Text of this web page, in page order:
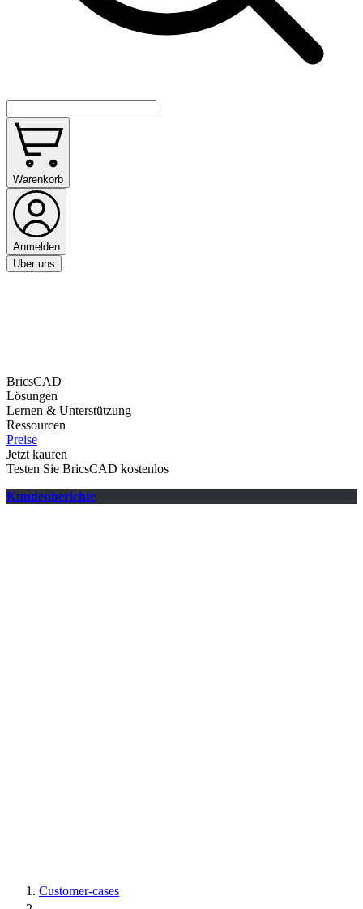
Warenkorb
Anmelden
Über uns
BricsCAD
Lösungen
Lernen & Unterstützung
Ressourcen
Preise
Jetzt kaufen
Testen Sie BricsCAD kostenlos
Kundenberichte
Customer-cases